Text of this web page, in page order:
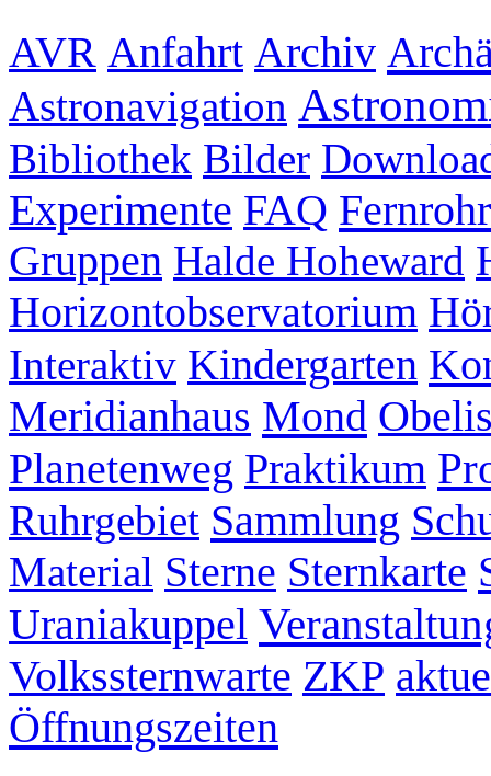
AVR Anfahrt Archiv
Astronavigation
Bibliothek Bilder
Experimente FAQ Fernrohr
Gruppen Halde Hoheward
Horizontobservatorium
Interaktiv Kindergarten
Meridianhaus Mond
Planetenweg Praktikum
Ruhrgebiet Sammlung
Material Sterne Sternkarte
Uraniakuppel
Volkssternwarte ZKP
Öffnungszeiten